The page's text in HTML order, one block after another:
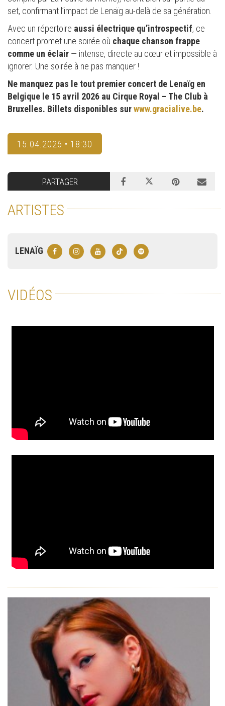
set, confirmant l’impact de Lenaïg au-delà de sa génération.
Avec un répertoire aussi électrique qu’introspectif, ce
concert promet une soirée où chaque chanson frappe
comme un éclair — intense, directe au cœur et impossible à
ignorer. Une soirée à ne pas manquer !
Ne manquez pas le tout premier concert de Lenaïg en
Belgique le 15 avril 2026 au Cirque Royal – The Club à
Bruxelles. Billets disponibles surwww.gracialive.be.
15.04.2026 • 18:30
PARTAGER
ARTISTES
LENAÏG
VIDÉOS